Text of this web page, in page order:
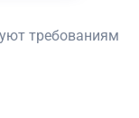
требованиям